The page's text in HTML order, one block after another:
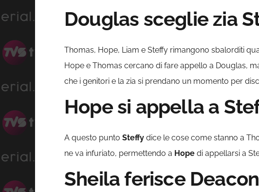
Douglas sceglie zia
Thomas, Hope, Liam e Steffy rimangono sbalorditi
Hope e Thomas cercano di fare appello a Douglas,
che i genitori e la zia si prendano un momento per
Hope si appella a
A questo punto Steffy dice le cose come stanno a
ne va infuriato, permettendo a Hope di appellarsi a
Sheila ferisce Deacon